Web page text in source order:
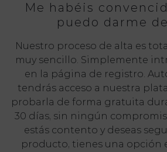
Me habéis
puedo darme
Nuestro proceso de alta es
muy sencillo. Simplemente
en la página de registro.
tendrás acceso a nuestra
probarla de forma gratuita
30 días, sin ningún
estás contento y deseas
producto, tienes una opción